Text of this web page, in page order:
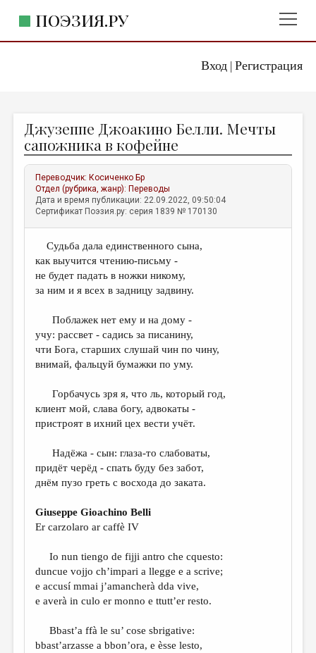
Вход| Регистрация
ПОЭЗИЯ.РУ
ЖАНРЫ
АВТОРЫ
КОММЕНТАРИИ
ЛИТСАЛОН
ПРАВИЛА САЙТА
ОТДЕЛЫ И РУБРИКИ
ДАЙДЖЕСТ
ПРОИЗВЕДЕНИЯ
КОНКУРСЫ
КНИЖНАЯ ПОЛКА
ОБЗОР ЛИТЕРАТУРЫ
СТРАНИЦЫ ПАМЯТИ
ОБЪЯВЛЕНИЯ
КОЛОНКА РЕДАКТОРА
РЕДКОЛЛЕГИЯ
МАЛАЯ ПРОЗА
Джузеппе Джоакино Белли. Мечты
сапожника в кофейне
Переводчик: Косиченко Бр
Отдел (рубрика, жанр): Переводы
Дата и время публикации: 22.09.2022, 09:50:04
Сертификат Поэзия.ру: серия 1839 № 170130
Судьба дала единственного сына,
как выучится чтению-письму -
не будет падать в ножки никому,
за ним и я всех в задницу задвину.
Поблажек нет ему и на дому -
учу: рассвет - садись за писанину,
чти Бога, старших слушай чин по чину,
внимай, фальцуй бумажки по уму.
Горбачусь зря я, что ль, который год,
клиент мой, слава богу, адвокаты -
пристроят в ихний цех вести учёт.
Надёжа - сын: глаза-то слабоваты,
придёт черёд - спать буду без забот,
днём пузо греть с восхода до заката.
Giuseppe Gioachino Belli
Er carzolaro ar caffè IV
Io nun tiengo de fijji antro che cquesto:
duncue vojjo ch’impari a llegge e a scrive;
e accusí mmai j’amancherà dda vive,
e averà in culo er monno e ttutt’er resto.
Bbast’a ffà le su’ cose sbrigative:
bbast’arzasse a bbon’ora, e èsse lesto,